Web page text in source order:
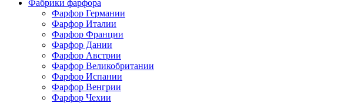
Фабрики фарфора
Фарфор Германии
Фарфор Италии
Фарфор Франции
Фарфор Дании
Фарфор Австрии
Фарфор Великобритании
Фарфор Испании
Фарфор Венгрии
Фарфор Чехии